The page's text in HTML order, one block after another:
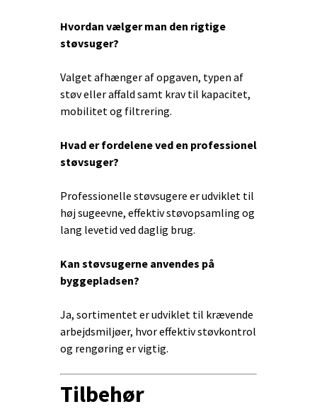
Hvordan vælger man den rigtige
støvsuger?
Valget afhænger af opgaven, typen af
støv eller affald samt krav til kapacitet,
mobilitet og filtrering.
Hvad er fordelene ved en professionel
støvsuger?
Professionelle støvsugere er udviklet til
høj sugeevne, effektiv støvopsamling og
lang levetid ved daglig brug.
Kan støvsugerne anvendes på
byggepladsen?
Ja, sortimentet er udviklet til krævende
arbejdsmiljøer, hvor effektiv støvkontrol
og rengøring er vigtig.
Tilbehør